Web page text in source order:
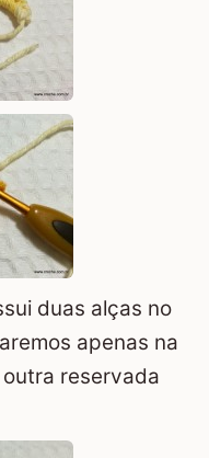
duas alças no
apenas na
reservada